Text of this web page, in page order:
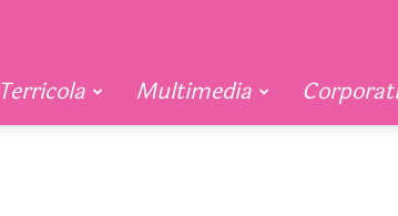
Terricola Multimedia